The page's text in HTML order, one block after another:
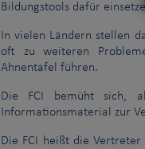
Bildungstools dafür
In vielen Ländern stellen
oft zu weiteren
Ahnentafel führen.
Die FCI bemüht sich,
Informationsmaterial zur
Die FCI heißt die